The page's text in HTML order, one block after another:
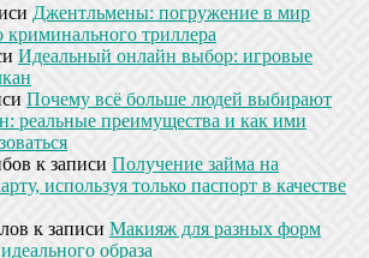
Джентльмены: погружение в мир
криминального триллера
Идеальный онлайн выбор: игровые
Почему всё больше людей выбирают
реальные преимущества и как ими
к записи Получение займа на
используя только паспорт в качестве
к записи Макияж для разных форм
образа